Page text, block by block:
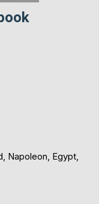
Napoleon, Egypt,